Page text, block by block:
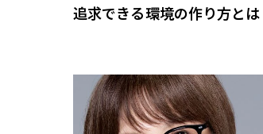
追求できる環境の作り方とは